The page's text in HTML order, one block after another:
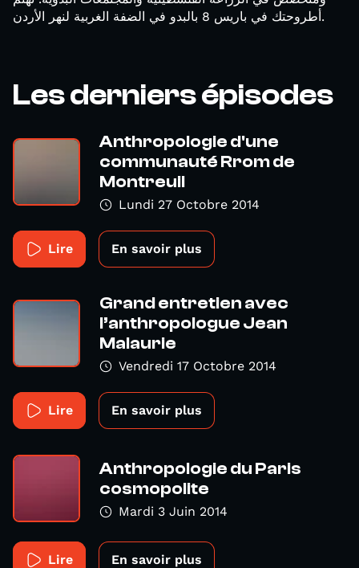
أطروحتك في باريس 8 بالبدو في الضفة الغربية لنهر الأردن.
Les derniers épisodes
Anthropologie d'une
communauté Rrom de
Montreuil
Lundi 27 Octobre 2014
Lire En savoir plus
Grand entretien avec
l’anthropologue Jean
Malaurie
Vendredi 17 Octobre 2014
Lire En savoir plus
Anthropologie du Paris
cosmopolite
Mardi 3 Juin 2014
Lire En savoir plus